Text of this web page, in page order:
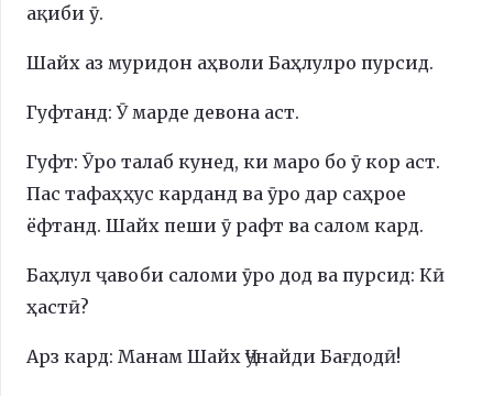
ақиби ӯ.
Шайх аз муридон аҳволи Баҳлулро пурсид.
Гуфтанд: Ӯ марде девона аст.
Гуфт: Ӯро талаб кунед, ки маро бо ӯ кор аст.
Пас тафаҳҳус карданд ва ӯро дар саҳрое
ёфтанд. Шайх пеши ӯ рафт ва салом кард.
Баҳлул ҷавоби саломи ӯро дод ва пурсид: Кӣ
ҳастӣ?
Арз кард: Манам Шайх Ҷунайди Бағдодӣ!